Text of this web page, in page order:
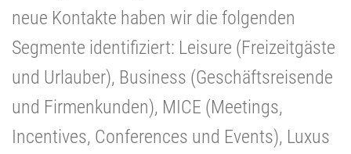
neue Kontakte haben wir die folgenden
Segmente identifiziert: Leisure (Freizeitgäste
und Urlauber), Business (Geschäftsreisende
und Firmenkunden), MICE (Meetings,
Incentives, Conferences und Events), Luxus